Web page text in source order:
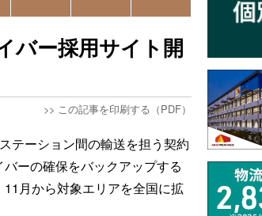
バー採用サイト開
>> この記事を印刷する（PDF）
テーション間の輸送を担う契約
ーの確保をバックアップする
月から対象エリアを全国に拡